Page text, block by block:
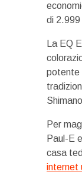
di 2.999
La EQ
potente
Per
Paul-E
casa
internet